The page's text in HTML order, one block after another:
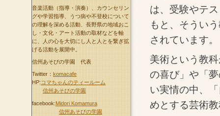
は、受験やテ
もと、そうい
されています。
美術という教
の喜び」や「
い実情の中、
めとする芸術
音楽活動（指導・演奏）、カウンセリン
グや学習指導、うつ病や不登校について
の理解を深める活動、長野県の地域おこ
し・文化・アート活動の取材などを軸
に、人の心を大切にし人と人とを繋ぎ拡
げる活動を展開中。
信州あそびの学園 代表
Twitter：komacafe
HP:コマちゃんのティールーム
信州あそびの学園
facebook:Midori Komamura
信州あそびの学園